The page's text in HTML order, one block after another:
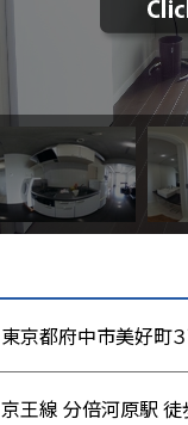
東京都府中市美好町
京王線 分倍河原駅